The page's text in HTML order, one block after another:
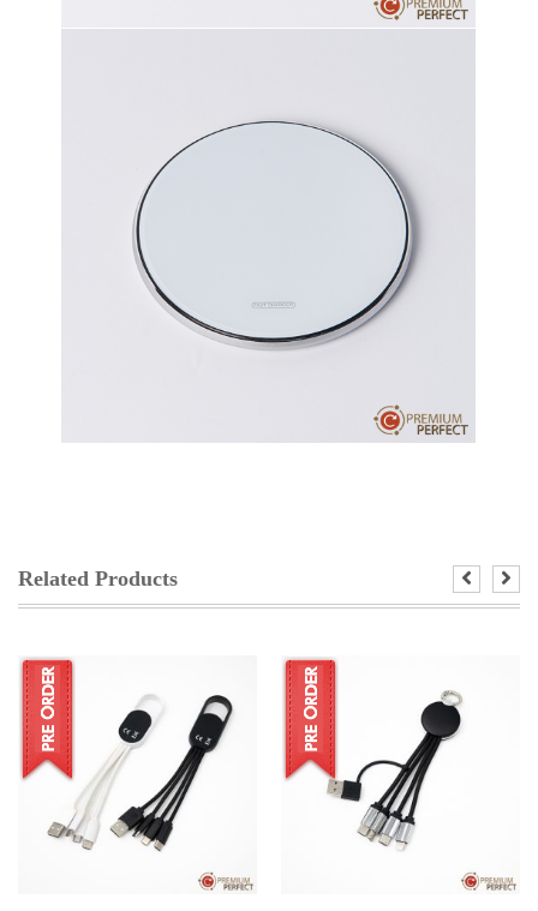
Related Products